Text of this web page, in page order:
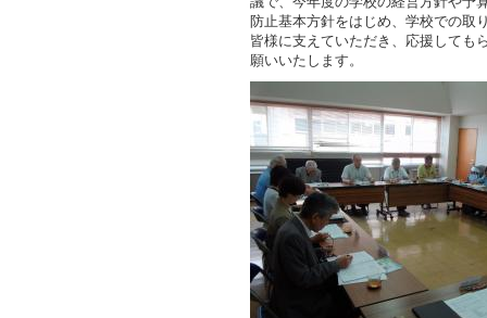
防止基本方針をはじめ、学校での取
皆様に支えていただき、応援しても
願いいたします。